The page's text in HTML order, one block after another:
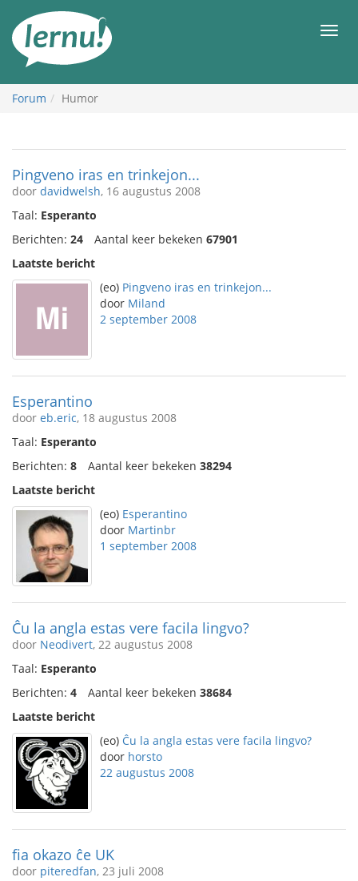
inhoud
Forum Humor
Pingveno iras en trinkejon...
door davidwelsh, 16 augustus 2008
Taal: Esperanto
Berichten: 24 Aantal keer bekeken 67901
Laatste bericht
(eo) Pingveno iras en trinkejon...
door Miland
2 september 2008
Esperantino
door eb.eric, 18 augustus 2008
Taal: Esperanto
Berichten: 8 Aantal keer bekeken 38294
Laatste bericht
(eo) Esperantino
door Martinbr
1 september 2008
Ĉu la angla estas vere facila lingvo?
door Neodivert, 22 augustus 2008
Taal: Esperanto
Berichten: 4 Aantal keer bekeken 38684
Laatste bericht
(eo) Ĉu la angla estas vere facila lingvo?
door horsto
22 augustus 2008
fia okazo ĉe UK
door piteredfan, 23 juli 2008